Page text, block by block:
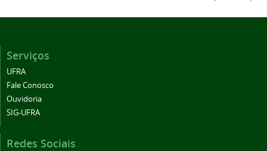
Serviços
UFRA
Fale Conosco
Ouvidoria
SIG-UFRA
Redes Sociais